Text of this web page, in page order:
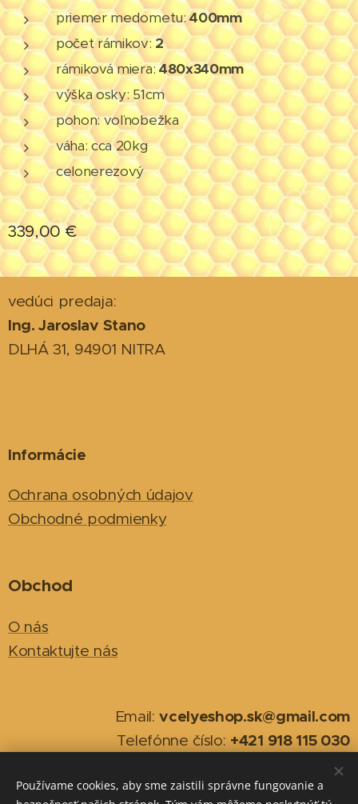
priemer medometu:400mm
počet rámikov:2
rámiková miera:480x340mm
výška osky: 51cm
pohon: voľnobežka
váha: cca 20kg
celonerezový
339,00€
vedúci predaja:
Ing. Jaroslav Stano
DLHÁ 31, 94901 NITRA
Informácie
Ochrana osobných údajov
Obchodné podmienky
Obchod
O nás
Kontaktujte nás
Email:vcelyeshop.sk@gmail.com
Telefónne číslo: +421 918 115 030
2026 Cookies
Používame cookies, aby sme zaistili správne fungovanie a